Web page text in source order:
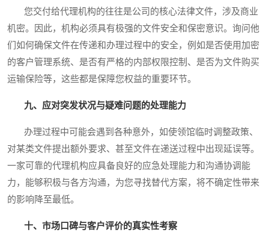
您交付给代理机构的往往是公司的核心法律文件，涉及商业
机密。因此，机构必须具有极强的文件安全和保密意识。询问他
们如何确保文件在传递和办理过程中的安全，例如是否使用加密
的客户管理系统、是否有严格的内部权限控制、是否为文件购买
运输保险等，这些都是保障您权益的重要环节。
九、应对突发状况与疑难问题的处理能力
办理过程中可能会遇到各种意外，如使领馆临时调整政策、
对某类文件提出额外要求、甚至文件在递送过程中出现延误等。
一家可靠的代理机构应具备良好的应急处理能力和沟通协调能
力，能够积极与各方沟通，为您寻找替代方案，将不确定性带来
的影响降至最低。
十、市场口碑与客户评价的真实性考察